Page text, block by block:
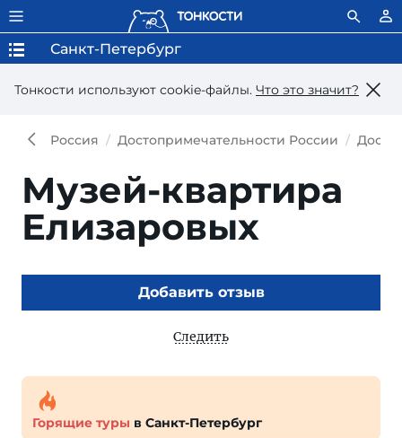
Тонкости используют сookie-файлы. Что это значит?
Санкт-Петербург
Россия Достопримечательности России
Музей-квартира
Елизаровых
Добавить отзыв
Следить
Горящие туры в Санкт-Петербург